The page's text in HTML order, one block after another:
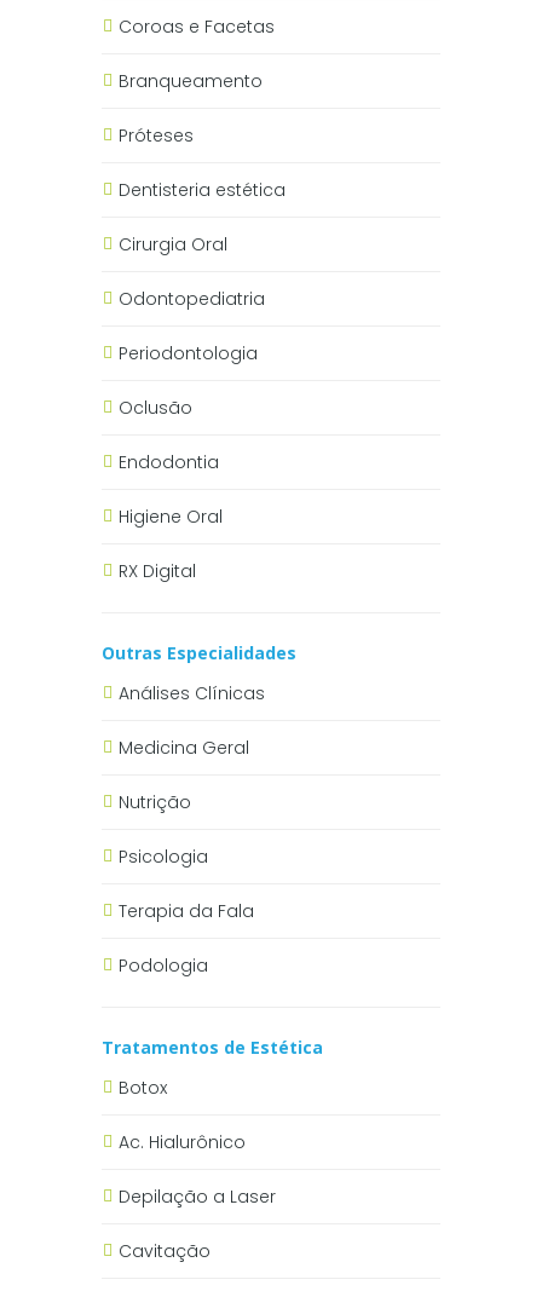
Coroas e Facetas
Branqueamento
Próteses
Dentisteria estética
Cirurgia Oral
Odontopediatria
Periodontologia
Oclusão
Endodontia
Higiene Oral
RX Digital
Outras Especialidades
Análises Clínicas
Medicina Geral
Nutrição
Psicologia
Terapia da Fala
Podologia
Tratamentos de Estética
Botox
Ac. Hialurônico
Depilação a Laser
Cavitação